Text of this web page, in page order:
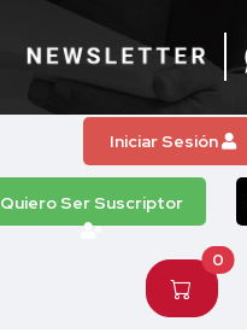
Iniciar Sesión
Quiero Ser Suscriptor
0